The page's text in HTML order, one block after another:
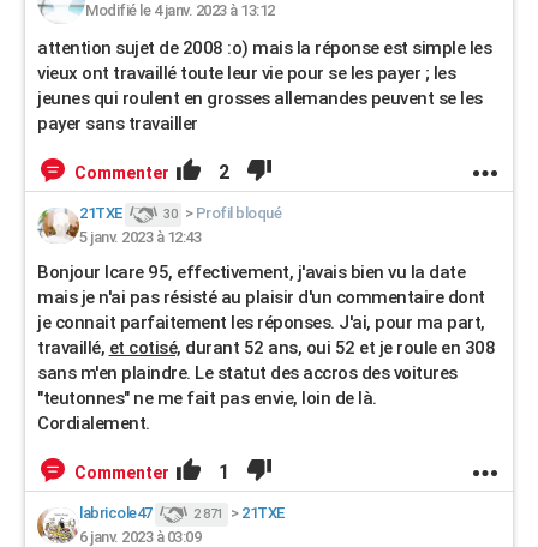
Modifié le 4 janv. 2023 à 13:12
attention sujet de 2008 :o) mais la réponse est simple les
vieux ont travaillé toute leur vie pour se les payer ; les
jeunes qui roulent en grosses allemandes peuvent se les
payer sans travailler
Commenter 2
21TXE 30 > Profil bloqué
5 janv. 2023 à 12:43
Bonjour Icare 95, effectivement, j'avais bien vu la date
mais je n'ai pas résisté au plaisir d'un commentaire dont
je connait parfaitement les réponses. J'ai, pour ma part,
travaillé, et cotisé, durant 52 ans, oui 52 et je roule en 308
sans m'en plaindre. Le statut des accros des voitures
"teutonnes" ne me fait pas envie, loin de là.
Cordialement.
Commenter 1
labricole47 2 871 > 21TXE
6 janv. 2023 à 03:09